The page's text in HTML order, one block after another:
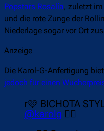
Popstars Rosalía, zuletzt
und die rote Zunge der
Niederlage sogar vor Ort
Anzeige
Die Karol-G-Anfertigung
jedoch für einen
r🩷 BICHOTA
@karolg 🧜‍♀️